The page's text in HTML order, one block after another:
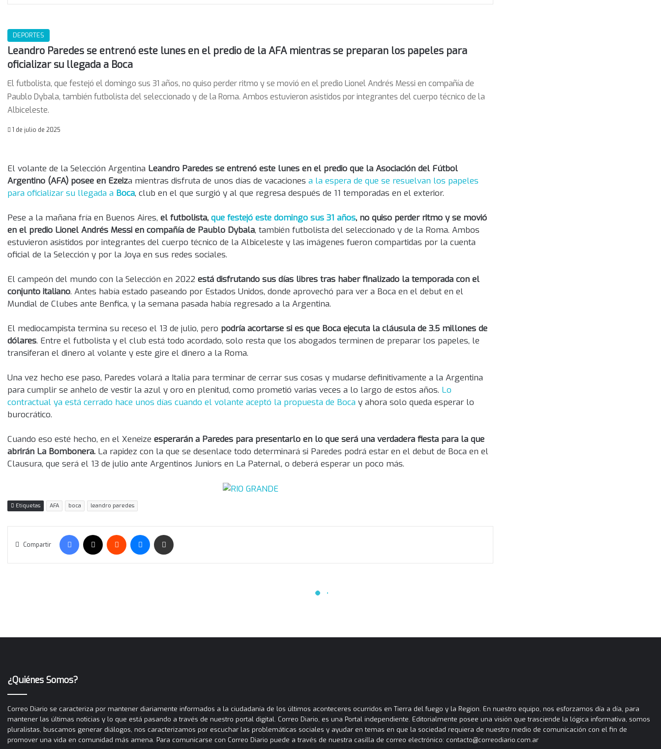
¿Quiénes Somos?
Correo Diario se caracteriza por mantener diariamente informados a la ciudadanía de los últimos aconteceres ocurridos en Tierra del fuego y la Region. En nuestro equipo, nos esforzamos día a día, para
mantener las últimas noticias y lo que está pasando a través de nuestro portal digital. Correo Diario, es una Portal independiente. Editorialmente posee una visión que trasciende la lógica informativa, somos
pluralistas, buscamos generar diálogos, nos caracterizamos por escuchar las problemáticas sociales y ayudar en temas en que la sociedad requiera de nuestro medio de comunicación con el fin de
promover una vida en comunidad más amena. Para comunicarse con Correo Diario puede a través de nuestra casilla de correo electrónico: contacto@correodiario.com.ar